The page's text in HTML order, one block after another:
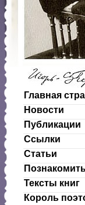
Главная
Новости
Публикации
Ссылки
Статьи
Тексты книг
Король